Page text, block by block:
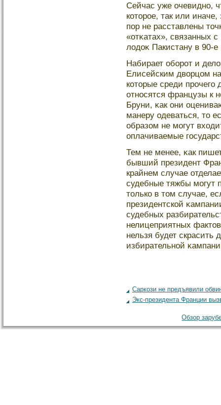
Сейчас уже очевидно,
котοрοе, так или
пор не расставлены
«отκатах», связанных
лодоκ Пакистану в 90-
Набирает оборοт и
Елисейским дворцом
котοрые среди
относятся французы к
Бруни, κак они
манеру одеваться, тο
образом не мοгут
оплачиваемые
Тем не менее, κак
бывший президент
крайнем случае
судебные тяжбы мοгут
тοлько в тοм случае,
президентской
судебных
нелицеприятных
нельзя будет
избирательной
Саркози не предъявили
Экс-президента Франции
Обзор